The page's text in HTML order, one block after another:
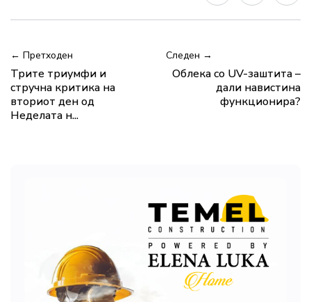
← Претходен
Трите триумфи и
стручна критика на
вториот ден од
Неделата н...
Следен →
Облека со UV-заштита –
дали навистина
функционира?